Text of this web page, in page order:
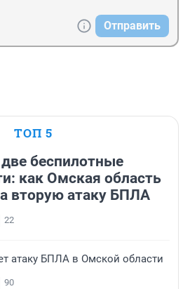
Отправить
ТОП 5
беспилотные
как Омская область
вторую атаку БПЛА
22
атаку БПЛА в Омской области
90